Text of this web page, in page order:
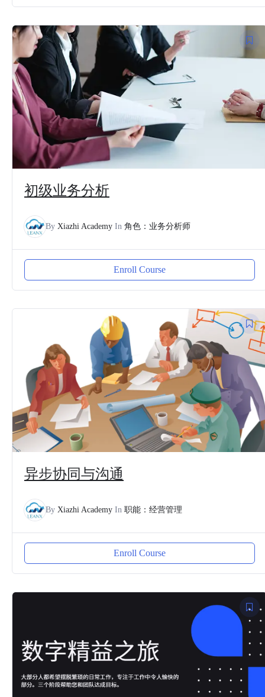
初级业务分析
By Xiazhi Academy In 角色：业务分析师
Enroll Course
异步协同与沟通
By Xiazhi Academy In 职能：经营管理
Enroll Course